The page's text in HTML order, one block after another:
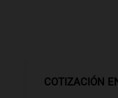
COTIZACIÓN